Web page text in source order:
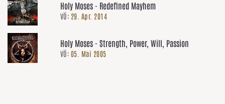
Holy Moses - Redefined Mayhem
VÖ: 29. Apr. 2014
Holy Moses - Strength, Power, Will, Passion
VÖ: 05. Mai 2005